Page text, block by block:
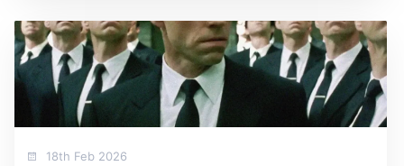
18th Feb 2026